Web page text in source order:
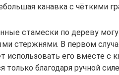
канавка с чёткими
стамески по дереву
стержнями. В первом
использовать его вместе с
только благодаря ручной